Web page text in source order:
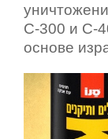
С-300 и С-
основе